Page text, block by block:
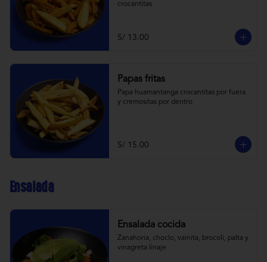
crocantitas
S/ 13.00
Papas fritas
Papa huamantanga crocantitas por fuera
y cremositas por dentro
S/ 15.00
Ensalada
Ensalada cocida
Zanahoria, choclo, vainita, brocoli, palta y
vinagreta linaje